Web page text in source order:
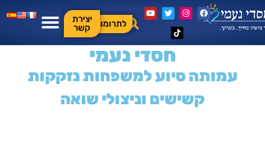
לתרומות
יצירת
קשר
חסדי נעמי
עמותה סיוע למשפחות נזקקות
קשישים וניצולי שואה